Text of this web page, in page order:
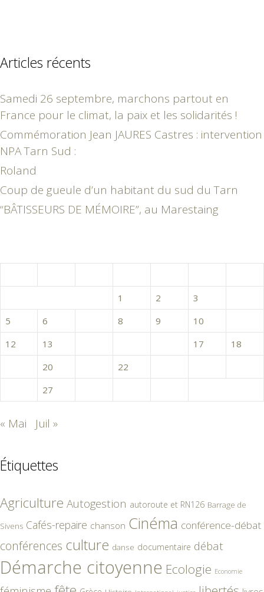
Articles récents
Samedi 26 septembre, marchons partout en
France pour le climat, la paix et les solidarités !
Commémoration Jean JAURES Castres : intervention
NPA Tarn Sud :
Roland
Coup de gueule d’un habitant du sud du Tarn
“BÂTISSEURS DE MÉMOIRE”, au Marestaing
1
2 3
5
6 8 9 10
12
13 17
18
20 22
27
« Mai Juil »
Étiquettes
Agriculture Autogestion autoroute et RN126 Barrage de
Sivens Cafés-repaire chanson Cinéma conférence-débat
conférences culture danse documentaire débat
Démarche citoyenne Ecologie Economie